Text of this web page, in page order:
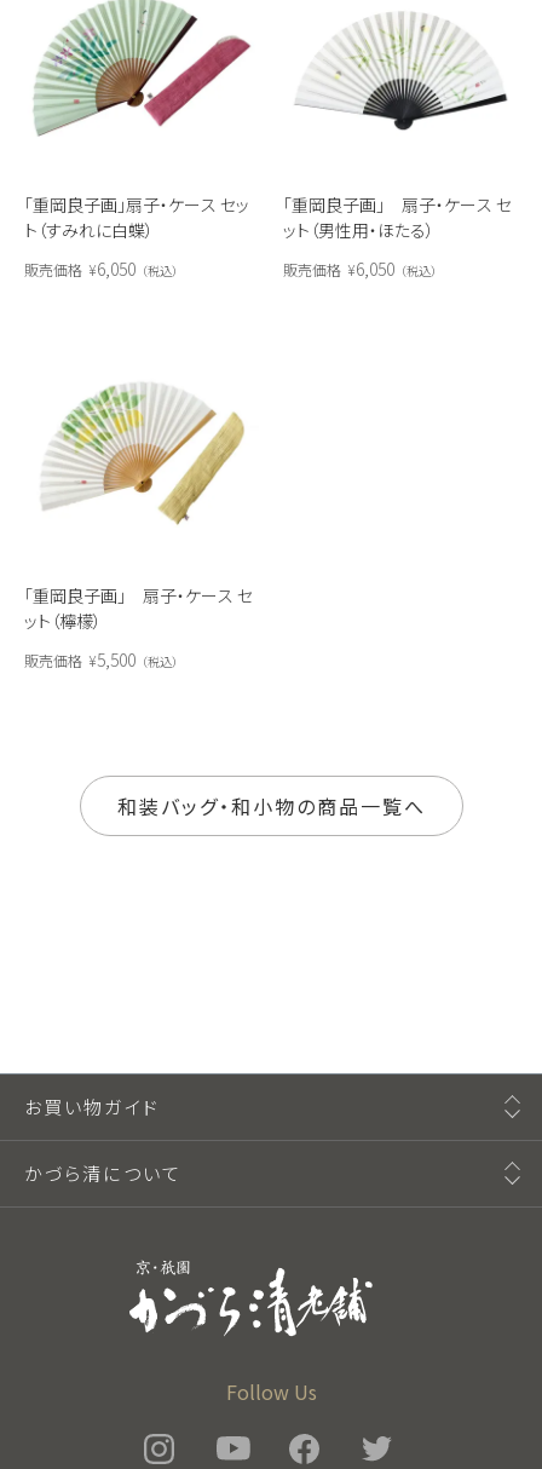
「重岡良子画」扇子・ケース セッ
ト（すみれに白蝶）
販売価格 ¥6,050 税込
「重岡良子画」 扇子・ケース セ
ット（男性用・ほたる）
販売価格 ¥6,050 税込
「重岡良子画」 扇子・ケース セ
ット（檸檬）
販売価格 ¥5,500 税込
和装バッグ・和小物の商品一覧へ
Follow Us
お買い物ガイド
かづら清について